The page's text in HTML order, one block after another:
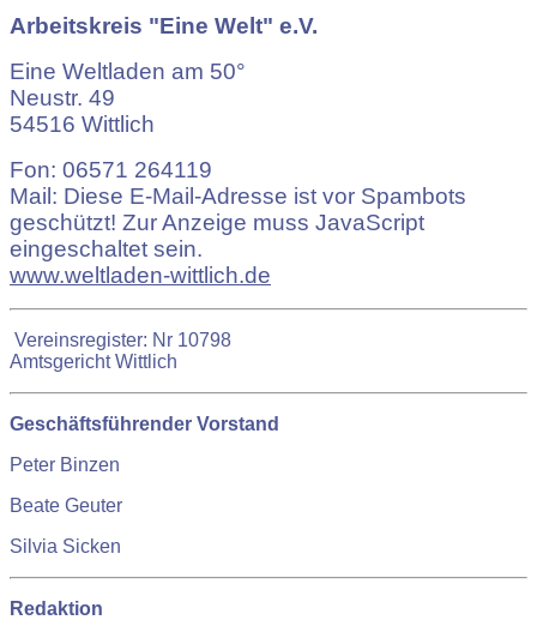
Arbeitskreis "Eine Welt" e.V.
Eine Weltladen am 50°
Neustr. 49
54516 Wittlich
Fon: 06571 264119
Mail: Diese E-Mail-Adresse ist vor Spambots
geschützt! Zur Anzeige muss JavaScript
eingeschaltet sein.
www.weltladen-wittlich.de
Vereinsregister: Nr 10798
Amtsgericht Wittlich
Geschäftsführender Vorstand
Peter Binzen
Beate Geuter
Silvia Sicken
Redaktion